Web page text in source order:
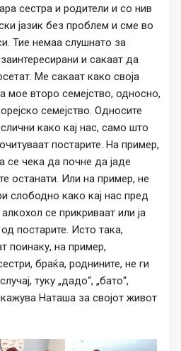
сестра и родители и со нив
јазик без проблем и сме во
Тие немаа слушнато за
и сакаат да
Ме сакаат како своја
мое второ семејство, односно,
семејство. Односите
како кај нас, само што
постарите. На пример,
се чека да почне да јаде
останати. Или на пример, не
слободно како кај нас пред
се прикриваат или ја
постарите. Исто така,
поинаку, на пример,
браќа, роднините, не ги
туку „дадо“, „бато“,
Наташа за својот живот